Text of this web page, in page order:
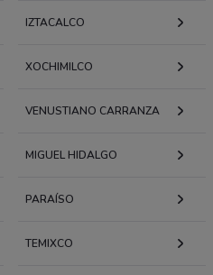
IZTACALCO
XOCHIMILCO
VENUSTIANO CARRANZA
MIGUEL HIDALGO
PARAÍSO
TEMIXCO